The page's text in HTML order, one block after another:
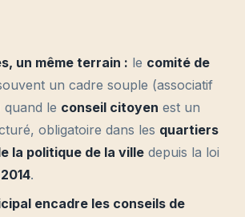
un même terrain : le comité de
un cadre souple (associatif
le conseil citoyen est un
obligatoire dans les quartiers
la politique de la ville depuis la loi
.
encadre les conseils de